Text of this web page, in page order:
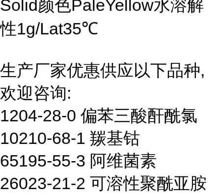
Solid颜色PaleYellow水溶解
性1g/Lat35℃
生产厂家优惠供应以下品种,
欢迎咨询:
1204-28-0 偏苯三酸酐酰氯
10210-68-1 羰基钴
65195-55-3 阿维菌素
26023-21-2 可溶性聚酰亚胺